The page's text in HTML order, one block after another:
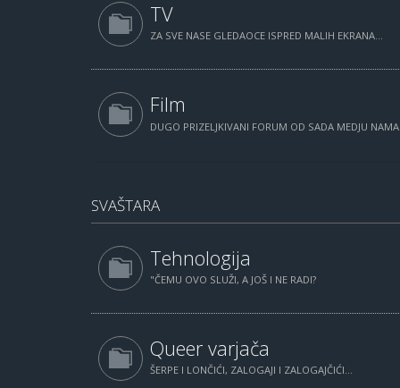
TV
ZA SVE NASE GLEDAOCE ISPRED MALIH EKRANA...
Film
DUGO PRIZELJKIVANI FORUM OD SADA MEDJU
SVAŠTARA
Tehnologija
"ČEMU OVO SLUŽI, A JOŠ I NE RADI?
Queer varjača
ŠERPE I LONČIĆI, ZALOGAJI I ZALOGAJČIĆI...